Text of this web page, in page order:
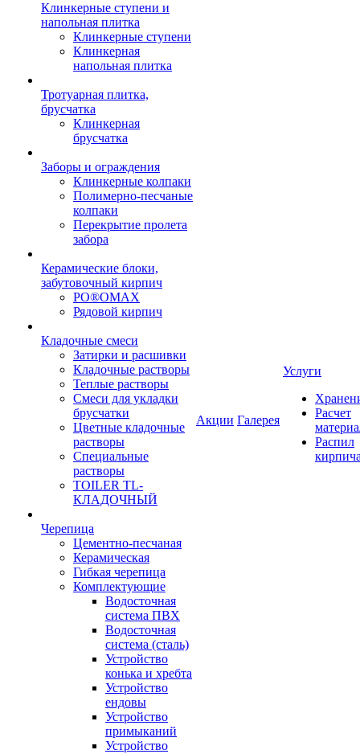
Клинкерные ступени и
напольная плитка
Клинкерные ступени
Клинкерная
напольная плитка
Тротуарная плитка,
брусчатка
Клинкерная
брусчатка
Заборы и ограждения
Клинкерные колпаки
Полимерно-песчаные
колпаки
Перекрытие пролета
забора
Керамические блоки,
забутовочный кирпич
PO®OMAX
Рядовой кирпич
Кладочные смеси
Затирки и расшивки
Кладочные растворы
Теплые растворы
Смеси для укладки
брусчатки
Цветные кладочные
растворы
Специальные
растворы
TOILER TL-
КЛАДОЧНЫЙ
Черепица
Цементно-песчаная
Керамическая
Гибкая черепица
Комплектующие
Водосточная
система ПВХ
Водосточная
система (сталь)
Устройство
конька и хребта
Устройство
ендовы
Устройство
примыканий
Устройство
Акции Галерея
Услуги
Расчет
Распил